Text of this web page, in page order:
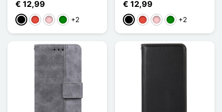
€ 12,99
ZwartRoodRozeGroen
+2
€ 12,99
ZwartRoodRozeGroen
+2